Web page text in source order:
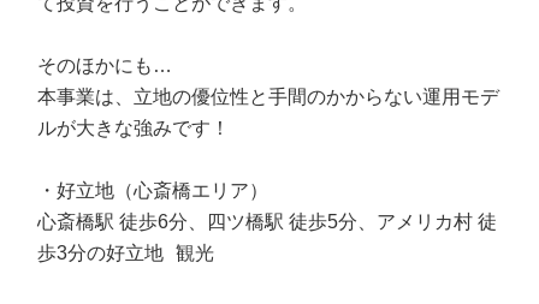
そのほかにも…
本事業は、立地の優位性と手間のかからない運用モデ
ルが大きな強みです！
・好立地（心斎橋エリア）
心斎橋駅 徒歩6分、四ツ橋駅 徒歩5分、アメリカ村 徒
歩3分の好立地 観光